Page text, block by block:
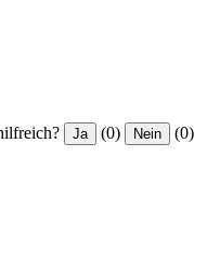
Ja (0) Nein (0)